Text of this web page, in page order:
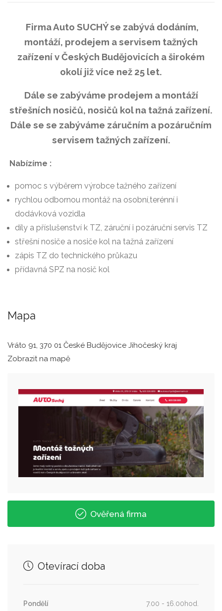
Firma Auto SUCHÝ se zabývá dodáním,
montáží, prodejem a servisem tažných
zařízení v Českých Budějovicích a širokém
okolí již více než 25 let.
Dále se zabýváme prodejem a montáží
střešních nosičů, nosičů kol na tažná zařízení.
Dále se se zabýváme záručním a pozáručním
servisem tažných zařízení.
Nabízíme :
pomoc s výběrem výrobce tažného zařízení
rychlou odbornou montáž na osobní,terénní i
dodávková vozidla
díly a příslušenství k TZ, záruční i pozáruční servis TZ
střešní nosiče a nosiče kol na tažná zařízení
zápis TZ do technického průkazu
přídavná SPZ na nosič kol
Mapa
Vráto 91, 370 01 České Budějovice Jihočeský kraj
Zobrazit na mapě
Ověřená firma
Otevírací doba
Pondělí 7.00 - 16.00hod.